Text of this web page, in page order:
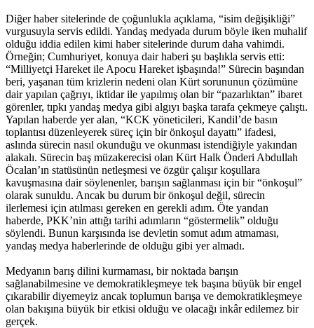
Diğer haber sitelerinde de çoğunlukla açıklama, “isim değişikliği”
vurgusuyla servis edildi. Yandaş medyada durum böyle iken muhalif
olduğu iddia edilen kimi haber sitelerinde durum daha vahimdi.
Örneğin; Cumhuriyet, konuya dair haberi şu başlıkla servis etti:
“Milliyetçi Hareket ile Apocu Hareket işbaşında!” Sürecin başından
beri, yaşanan tüm krizlerin nedeni olan Kürt sorununun çözümüne
dair yapılan çağrıyı, iktidar ile yapılmış olan bir “pazarlıktan” ibaret
görenler, tıpkı yandaş medya gibi algıyı başka tarafa çekmeye çalıştı.
Yapılan haberde yer alan, “KCK yöneticileri, Kandil’de basın
toplantısı düzenleyerek süreç için bir önkoşul dayattı” ifadesi,
aslında sürecin nasıl okunduğu ve okunması istendiğiyle yakından
alakalı. Sürecin baş müzakerecisi olan Kürt Halk Önderi Abdullah
Öcalan’ın statüsünün netleşmesi ve özgür çalışır koşullara
kavuşmasına dair söylenenler, barışın sağlanması için bir “önkoşul”
olarak sunuldu. Ancak bu durum bir önkoşul değil, sürecin
ilerlemesi için atılması gereken en gerekli adım. Öte yandan
haberde, PKK’nin attığı tarihi adımların “göstermelik” olduğu
söylendi. Bunun karşısında ise devletin somut adım atmaması,
yandaş medya haberlerinde de olduğu gibi yer almadı.
Medyanın barış dilini kurmaması, bir noktada barışın
sağlanabilmesine ve demokratikleşmeye tek başına büyük bir engel
çıkarabilir diyemeyiz ancak toplumun barışa ve demokratikleşmeye
olan bakışına büyük bir etkisi olduğu ve olacağı inkâr edilemez bir
gerçek.